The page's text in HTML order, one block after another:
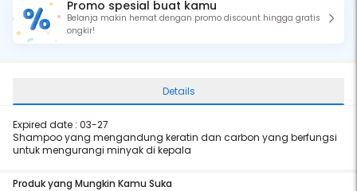
Promo spesial buat kamu
Belanja makin hemat dengan promo discount hingga gratis
ongkir!
Details
Expired date : 03-27
Shampoo yang mengandung keratin dan carbon yang berfungsi
untuk mengurangi minyak di kepala
Produk yang Mungkin Kamu Suka